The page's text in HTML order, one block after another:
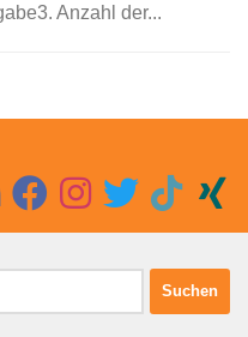
Anzahl der...